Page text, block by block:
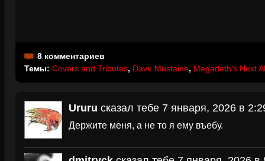
8 комментариев
Темы: Covers and Tributes, Dave Mustaine, Megadeth's Next
Ururu сказал тебе 7 января, 2026 в
Держите меня, а не то я ему въебу.